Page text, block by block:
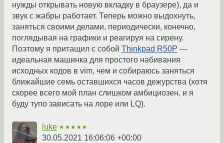
нужды открывать новую вкладку в браузере), да и
звук с жабры работает. Теперь можно выдохнуть,
заняться своими делами, периодически, конечно,
поглядывая на графики и реагируя на сирену.
Поэтому я притащил с собой Thinkpad R50P —
идеальная машинка для простого набивания
исходных кодов в vim, чем и собираюсь заняться
ближайшие семь оставшихся часов дежурства (хотя
скорее всего мой план слишком амбициозен, и я
буду тупо зависать на лоре или LQ).
luke ★★★★★
30.05.2021 16:06:06 +00:00